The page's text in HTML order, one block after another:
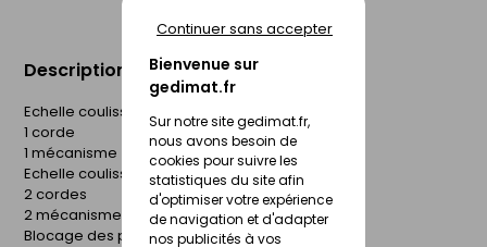
Bienvenue sur
gedimat.fr
Sur notre site gedimat.fr,
nous avons besoin de
cookies pour suivre les
statistiques du site afin
d'optimiser votre expérience
de navigation et d'adapter
nos publicités à vos
Continuer sans accepter
Description du produit
Echelle coulissante 2 plans :
1 corde
1 mécanisme
Echelle coulissante 3 plans :
2 cordes
2 mécanismes
Blocage des plans échelon par échelon